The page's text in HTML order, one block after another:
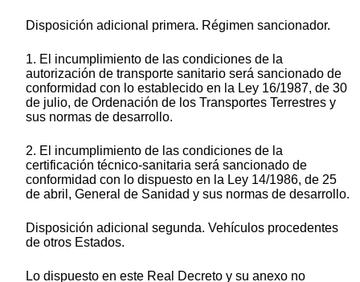
Disposición adicional primera. Régimen sancionador.
1. El incumplimiento de las condiciones de la
autorización de transporte sanitario será sancionado de
conformidad con lo establecido en la Ley 16/1987, de 30
de julio, de Ordenación de los Transportes Terrestres y
sus normas de desarrollo.
2. El incumplimiento de las condiciones de la
certificación técnico-sanitaria será sancionado de
conformidad con lo dispuesto en la Ley 14/1986, de 25
de abril, General de Sanidad y sus normas de desarrollo.
Disposición adicional segunda. Vehículos procedentes
de otros Estados.
Lo dispuesto en este Real Decreto y su anexo no